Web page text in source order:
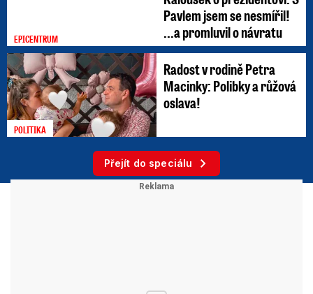
EPICENTRUM
Pavlem jsem se nesmířil!
...a promluvil o návratu
POLITIKA
Radost v rodině Petra
Macinky: Polibky a růžová
oslava!
Přejít do speciálu